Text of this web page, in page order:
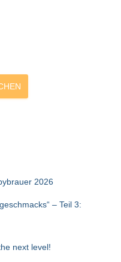
2026
– Teil 3:
next level!